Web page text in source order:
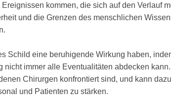
Ereignissen kommen, die sich auf den Verlauf
und die Grenzen des menschlichen
Schild eine beruhigende Wirkung haben,
nicht immer alle Eventualitäten abdecken
Chirurgen konfrontiert sind, und kann
und Patienten zu stärken.